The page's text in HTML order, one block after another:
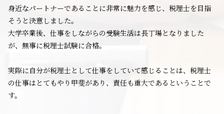
身近なパートナーであることに非常に魅力を感じ、税理士を目指
そうと決意しました。
大学卒業後、仕事をしながらの受験生活は長丁場となりました
が、無事に税理士試験に合格。
実際に自分が税理士として仕事をしていて感じることは、税理士
の仕事はとてもやり甲斐があり、責任も重大であるということで
す。